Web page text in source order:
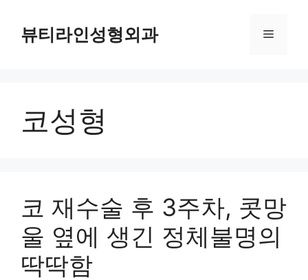
뷰티라인성형외과 메
코성형
코 재수술 후 3주차, 콧망
울 옆에 생긴 정체불명의
딱딱함